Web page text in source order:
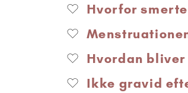
Hvorfor
Hvordan
Ikke gravid